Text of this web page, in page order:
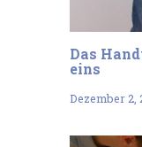
Das
eins
Dezember 2,